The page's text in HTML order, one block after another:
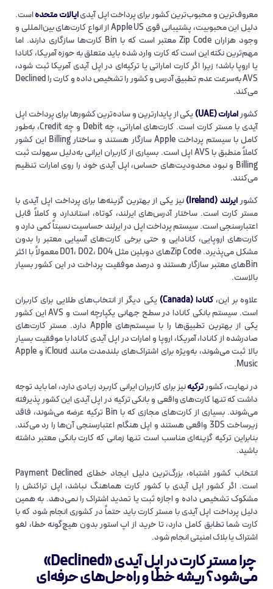
معروف‌ترین و محبوب‌ترین کشور برای پرداخت اپل آیدیایالات متحدهاست.
دلیل این محبوبیت، پشتیبانی قوی Apple US از انواع کارت‌های بین‌المللی و
وجود هزاران Zip Code معتبر است که با Bin کارت‌ها سازگاری دارند. اما
مهم‌ترین نکته این است که کارت وارد شده باید متعلق به حوزه آمریکا، کانادا
یا اروپا باشد؛ زیرا اگر کارت اماراتی یا ترکیه‌ای در اپل آیدی آمریکا ثبت شود،
AVS به‌سرعت عدم تطبیق آدرس و کشور را تشخیص داده و کارت را Declined
می‌کند.
کشورامارات (UAE)
یکی از پایدارترین و ساده‌ترین کشورها برای پرداخت اپل
آیدی با مستر کارت است. کارت‌های اماراتی، چه Debit و چه Credit، به‌طور
کامل با سیستم پرداخت Apple سازگار هستند و ساختار Billing این کشور
کاملاً منطبق با AVS اپل است. بسیاری از کاربران ایرانی به‌دلیل سهولت ثبت
Billing و نبود محدودیت‌های حساس، اپل آیدی خود را روی امارات تنظیم
می‌کنند.
کشورایرلند (Ireland)
نیز یکی از بهترین گزینه‌ها برای پرداخت اپل آیدی با
مستر کارت است. ساختار آدرس‌های ایرلند، کوتاه، استاندارد و کاملاً قابل
اعتبارسنجی است. سیستم پرداخت اپل در ایرلند حساسیت نسبتاً کمی دارد و
کارت‌های اروپایی، کانادایی و حتی برخی کارت‌های آسیایی معتبر را بدون
مشکل می‌پذیرد. Zip Codeهای دوبلین مثل D01، D02، D04 معمولاً با اکثر
Binهای معتبر سازگار هستند و درصد موفقیت پرداخت در این کشور بسیار
بالاست.
علاوه بر این،کانادا (Canada)
یکی دیگر از انتخاب‌های طلایی برای کاربران
است. سیستم بانکی کانادا در سطح جهانی یکپارچه است و AVS این کشور
یکی از بهترین تطبیق‌ها را با سیستم‌های Apple دارد. مستر کارت‌های
صادرشده از کانادا، آمریکا، اروپا و امارات در اپل آیدی کانادا با موفقیت بسیار
بالا ثبت می‌شوند، به‌ویژه برای اشتراک‌های بلندمدت مانند iCloud و Apple
Music.
در نهایت، کشورترکیهنیز برای کاربران ایرانی کاربرد زیادی دارد، اما باید توجه
داشت که تنها کارت‌های واقعی و بانکی ترکیه در اپل آیدی این کشور پذیرفته
می‌شوند. بسیاری از کارت‌های مجازی که با Bin ترکیه عرضه می‌شوند، فاقد
زیرساخت 3DS واقعی هستند و اپل هنگام اعتبارسنجی آن‌ها را رد می‌کند.
بنابراین ترکیه گزینه‌ای مناسب است تنها زمانی که کارت بانکی معتبر داشته
باشید.
انتخاب کشور اشتباه، بزرگ‌ترین دلیل ایجاد خطای Payment Declined
است. اگر کشور اپل آیدی با کشور کارت هماهنگ نباشد، اپل تراکنش را
مشکوک تشخیص داده و اجازه ثبت یا تمدید اشتراک را نمی‌دهد. به همین
دلیل پرداخت اپل آیدی با مستر کارت باید حتماً در کشوری انجام شود که با
کارت شما تطابق کامل دارد، تا خرید از اپ استور بدون هیچ‌گونه خطا، لغو
اشتراک یا بلاک امنیتی انجام شود.
چرامستر کارت در اپل آیدی «Declined»
می‌شود؟ ریشه خطا و راه‌حل‌های حرفه‌ای